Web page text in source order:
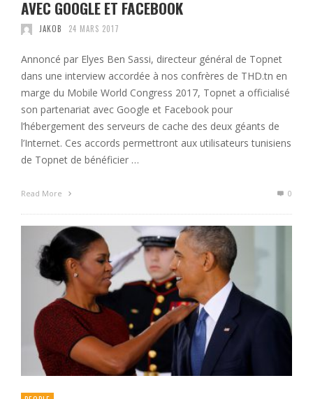
AVEC GOOGLE ET FACEBOOK
JAKOB 24 MARS 2017
Annoncé par Elyes Ben Sassi, directeur général de Topnet
dans une interview accordée à nos confrères de THD.tn en
marge du Mobile World Congress 2017, Topnet a officialisé
son partenariat avec Google et Facebook pour
l’hébergement des serveurs de cache des deux géants de
l’Internet. Ces accords permettront aux utilisateurs tunisiens
de Topnet de bénéficier …
Read More 0